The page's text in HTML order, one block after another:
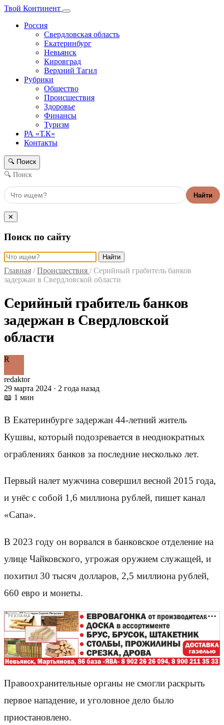
Твой Континент
Россия
Свердловская область
Екатеринбург
Невьянск
Кировград
Верхний Тагил
Рубрики
Общество
Происшествия
Здоровье
Финансы
Туризм
РА «Т.К»
Контакты
🔍 Поиск
🔍 Поиск
Найти
✕
Поиск по сайту
Найти
Главная / Происшествия / Серийный грабитель банков
задержан в Свердловской области
Серийный грабитель банков
задержан в Свердловской
области
R
redaktor
29 марта 2024 · 2 года назад
📖 1 мин
В Екатеринбурге задержан 44-летний житель
Кушвы, который подозревается в неоднократных
ограблениях банков за последние несколько лет.
Первый налет мужчина совершил весной 2015 года,
и унёс с собой 1,6 миллиона рублей, пишет канал
«Сапа».
В 2023 году он ворвался в банковское отделение на
улице Чайковского, угрожая оружием служащей, и
похитил 30 тысяч долларов, 2,5 миллиона рублей,
660 евро и монеты.
РЕКЛАМА
Правоохранительные органы не смогли раскрыть
первое нападение, и уголовное дело было
приостановлено.